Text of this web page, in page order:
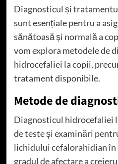
Diagnosticul și
sunt esențiale pentru a
sănătoasă și normală a
vom explora metodele de
hidrocefaliei la copii,
tratament disponibile.
Metode de
Diagnosticul hidrocefaliei
de teste și examinări
lichidului cefalorahidian în
gradul de afectare a